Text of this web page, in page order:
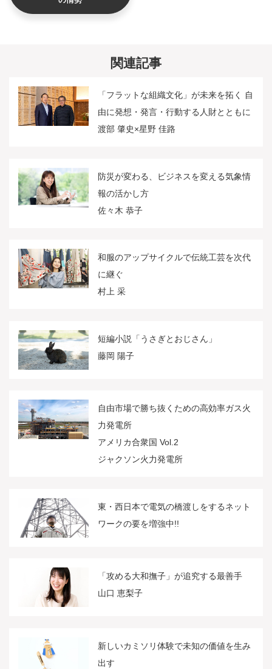
関連記事
「フラットな組織文化」が未来を拓く 自
由に発想・発言・行動する人財とともに
渡部 肇史×星野 佳路
防災が変わる、ビジネスを変える気象情
報の活かし方
佐々木 恭子
和服のアップサイクルで伝統工芸を次代
に継ぐ
村上 采
短編小説「うさぎとおじさん」
藤岡 陽子
自由市場で勝ち抜くための高効率ガス火
力発電所
アメリカ合衆国 Vol.2
ジャクソン火力発電所
東・西日本で電気の橋渡しをするネット
ワークの要を増強中!!
「攻める大和撫子」が追究する最善手
山口 恵梨子
新しいカミソリ体験で未知の価値を生み
出す